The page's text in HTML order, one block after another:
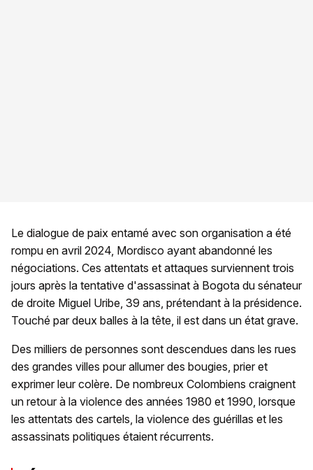
Le dialogue de paix entamé avec son organisation a été
rompu en avril 2024, Mordisco ayant abandonné les
négociations. Ces attentats et attaques surviennent trois
jours après la tentative d'assassinat à Bogota du sénateur
de droite Miguel Uribe, 39 ans, prétendant à la présidence.
Touché par deux balles à la tête, il est dans un état grave.
Des milliers de personnes sont descendues dans les rues
des grandes villes pour allumer des bougies, prier et
exprimer leur colère. De nombreux Colombiens craignent
un retour à la violence des années 1980 et 1990, lorsque
les attentats des cartels, la violence des guérillas et les
assassinats politiques étaient récurrents.